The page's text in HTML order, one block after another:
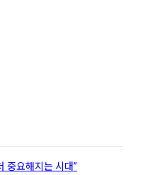
중요해지는 시대”